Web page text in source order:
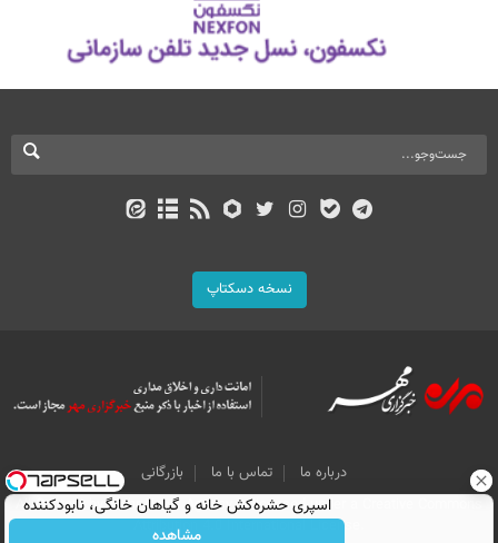
نسخه دسکتاپ
درباره ما تماس با ما
بازرگانی
All Content by Mehr News Agency is licensed under a Creative Commons
Attribution 4.0 International License.
اسپری حشره‌کش خانه و گیاهان خانگی، نابودکننده
انواع حشرات خانگی و آفات
مشاهده